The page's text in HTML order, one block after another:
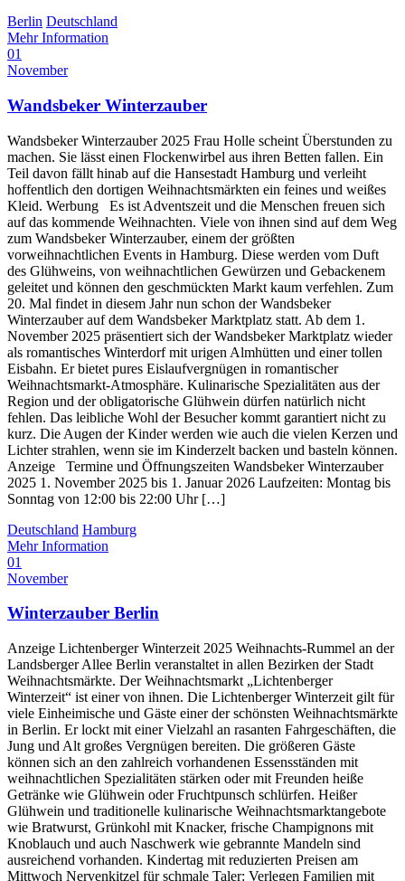
Berlin Deutschland
Mehr Information
01
November
Wandsbeker Winterzauber
Wandsbeker Winterzauber 2025 Frau Holle scheint Überstunden zu
machen. Sie lässt einen Flockenwirbel aus ihren Betten fallen. Ein
Teil davon fällt hinab auf die Hansestadt Hamburg und verleiht
hoffentlich den dortigen Weihnachtsmärkten ein feines und weißes
Kleid. Werbung Es ist Adventszeit und die Menschen freuen sich
auf das kommende Weihnachten. Viele von ihnen sind auf dem Weg
zum Wandsbeker Winterzauber, einem der größten
vorweihnachtlichen Events in Hamburg. Diese werden vom Duft
des Glühweins, von weihnachtlichen Gewürzen und Gebackenem
geleitet und können den geschmückten Markt kaum verfehlen. Zum
20. Mal findet in diesem Jahr nun schon der Wandsbeker
Winterzauber auf dem Wandsbeker Marktplatz statt. Ab dem 1.
November 2025 präsentiert sich der Wandsbeker Marktplatz wieder
als romantisches Winterdorf mit urigen Almhütten und einer tollen
Eisbahn. Er bietet pures Eislaufvergnügen in romantischer
Weihnachtsmarkt-Atmosphäre. Kulinarische Spezialitäten aus der
Region und der obligatorische Glühwein dürfen natürlich nicht
fehlen. Das leibliche Wohl der Besucher kommt garantiert nicht zu
kurz. Die Augen der Kinder werden wie auch die vielen Kerzen und
Lichter strahlen, wenn sie im Kinderzelt backen und basteln können.
Anzeige Termine und Öffnungszeiten Wandsbeker Winterzauber
2025 1. November 2025 bis 1. Januar 2026 Laufzeiten: Montag bis
Sonntag von 12:00 bis 22:00 Uhr […]
Deutschland Hamburg
Mehr Information
01
November
Winterzauber Berlin
Anzeige Lichtenberger Winterzeit 2025 Weihnachts-Rummel an der
Landsberger Allee Berlin veranstaltet in allen Bezirken der Stadt
Weihnachtsmärkte. Der Weihnachtsmarkt „Lichtenberger
Winterzeit“ ist einer von ihnen. Die Lichtenberger Winterzeit gilt für
viele Einheimische und Gäste einer der schönsten Weihnachtsmärkte
in Berlin. Er lockt mit einer Vielzahl an rasanten Fahrgeschäften, die
Jung und Alt großes Vergnügen bereiten. Die größeren Gäste
können sich an den zahlreich vorhandenen Essensständen mit
weihnachtlichen Spezialitäten stärken oder mit Freunden heiße
Getränke wie Glühwein oder Fruchtpunsch schlürfen. Heißer
Glühwein und traditionelle kulinarische Weihnachtsmarktangebote
wie Bratwurst, Grünkohl mit Knacker, frische Champignons mit
Knoblauch und auch Naschwerk wie gebrannte Mandeln sind
ausreichend vorhanden. Kindertag mit reduzierten Preisen am
Mittwoch Nervenkitzel für schmale Taler: Verlegen Familien mit